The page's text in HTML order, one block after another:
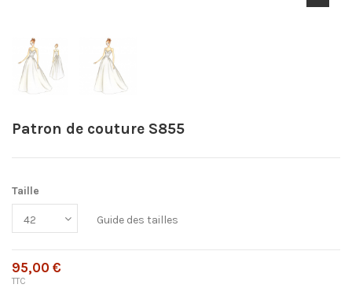
Patron de couture S855
Taille
Guide des tailles
95,00 €
TTC